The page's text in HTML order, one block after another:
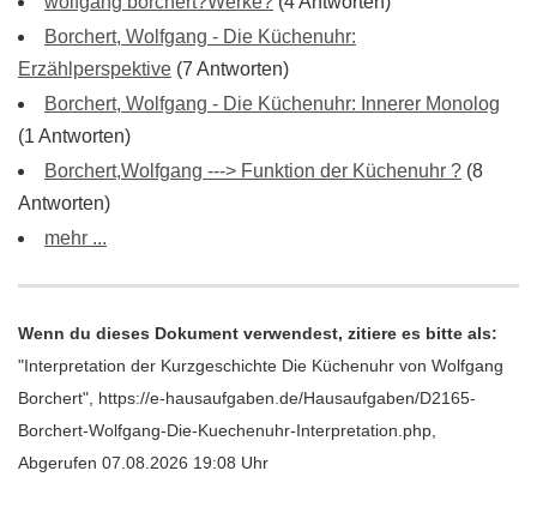
Borchert, Wolfgang - Die Küchenuhr:
Erzählperspektive (7 Antworten)
Borchert, Wolfgang - Die Küchenuhr: Innerer Monolog
(1 Antworten)
Borchert,Wolfgang ---> Funktion der Küchenuhr ? (8
Antworten)
mehr ...
Wenn du dieses Dokument verwendest, zitiere es bitte als:
"Interpretation der Kurzgeschichte Die Küchenuhr von Wolfgang
Borchert", https://e-hausaufgaben.de/Hausaufgaben/D2165-
Borchert-Wolfgang-Die-Kuechenuhr-Interpretation.php,
Abgerufen 07.08.2026 19:08 Uhr